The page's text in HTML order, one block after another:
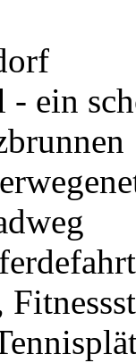
- ein